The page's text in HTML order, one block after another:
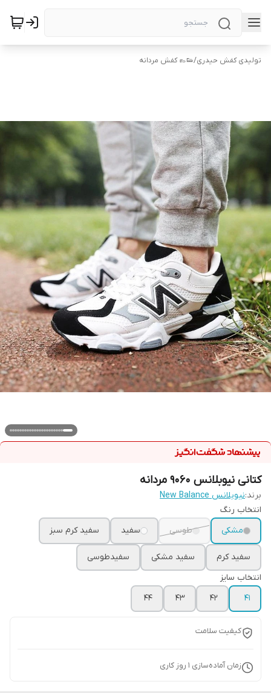
تولیدی کفش حیدری/👟👞 کفش مردانه
کتانی نیوبلانس 9060 مردانه
برند:نیوبلانس New Balance
انتخاب رنگ
مشکی
طوسی سفید سفید کرم سبز
سفید کرم سفید مشکی
سفیدطوسی
انتخاب سایز
41
42
43
44
کیفیت سلامت
زمان آماده‌سازی 1 روز کاری